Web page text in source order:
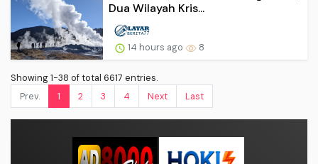
Dua Wilayah Kris...
14 hours ago 8
Showing 1-38 of total 6617 entries.
Prev.
1 2 3 4 Next Last